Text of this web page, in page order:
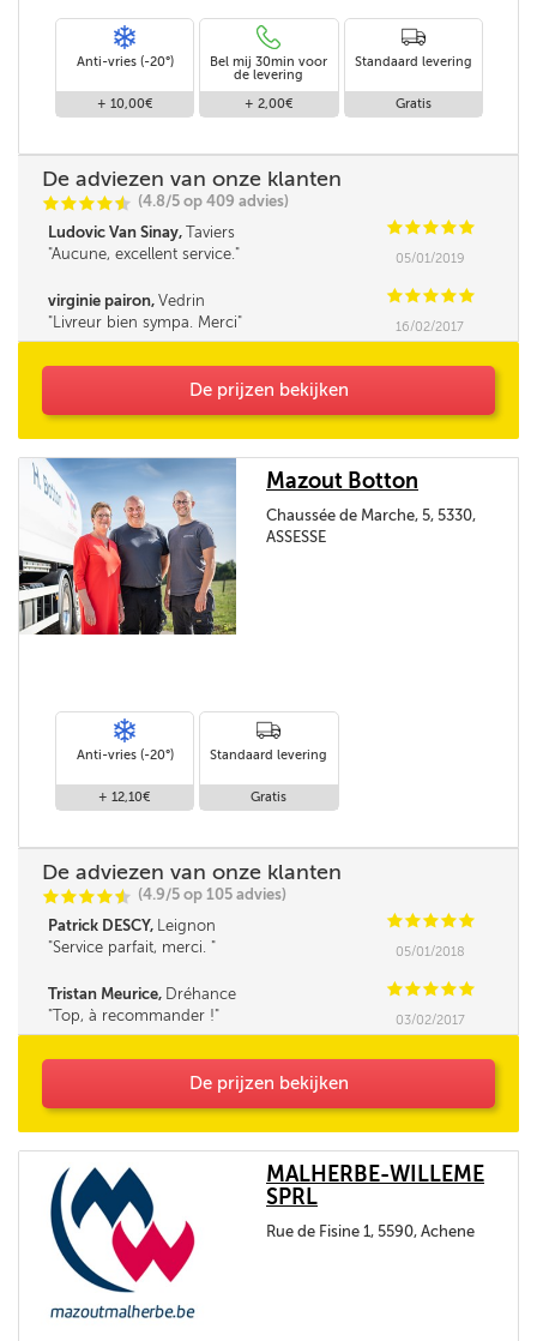
Anti-vries (-20°)
+ 10,00€
Bel mij 30min voor
de levering
+ 2,00€
Standaard levering
Gratis
De adviezen van onze klanten
CCCCi
@ (4.8/5 op 409 advies)
Ludovic Van Sinay, Taviers CCCCC
Aucune, excellent service.
05/01/2019
virginie pairon, Vedrin CCCCC
Livreur bien sympa. Merci
16/02/2017
De prijzen bekijken
Mazout Botton
Chaussée de Marche, 5, 5330,
ASSESSE
Anti-vries (-20°)
+ 12,10€
Standaard levering
Gratis
De adviezen van onze klanten
CCCCi
@ (4.9/5 op 105 advies)
Patrick DESCY, Leignon CCCCC
Service parfait, merci.
05/01/2018
Tristan Meurice, Dréhance CCCCC
Top, à recommander !
03/02/2017
De prijzen bekijken
MALHERBE-WILLEME
SPRL
Rue de Fisine 1, 5590, Achene